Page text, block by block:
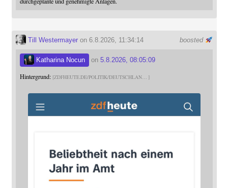
boosted
Till Westermayeron 6.8.2026, 11:34:14
Katharina Nocun on 5.8.2026, 08:05:09
Hintergrund: ZDFHEUTE.DE/POLITIK/DEUTSCHLAN